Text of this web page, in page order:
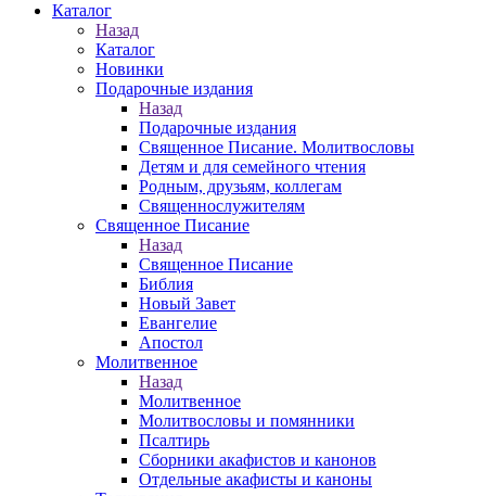
Каталог
Назад
Каталог
Новинки
Подарочные издания
Назад
Подарочные издания
Священное Писание. Молитвословы
Детям и для семейного чтения
Родным, друзьям, коллегам
Священнослужителям
Священное Писание
Назад
Священное Писание
Библия
Новый Завет
Евангелие
Апостол
Молитвенное
Назад
Молитвенное
Молитвословы и помянники
Псалтирь
Сборники акафистов и канонов
Отдельные акафисты и каноны